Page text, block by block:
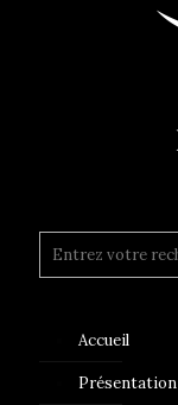
Accueil
Présentation